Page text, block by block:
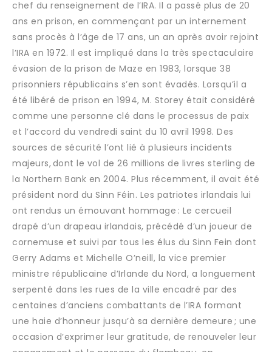
chef du renseignement de l’IRA. Il a passé plus de 20
ans en prison, en commençant par un internement
sans procès à l’âge de 17 ans, un an après avoir rejoint
l’IRA en 1972. Il est impliqué dans la très spectaculaire
évasion de la prison de Maze en 1983, lorsque 38
prisonniers républicains s’en sont évadés. Lorsqu’il a
été libéré de prison en 1994, M. Storey était considéré
comme une personne clé dans le processus de paix
et l’accord du vendredi saint du 10 avril 1998. Des
sources de sécurité l’ont lié à plusieurs incidents
majeurs, dont le vol de 26 millions de livres sterling de
la Northern Bank en 2004. Plus récemment, il avait été
président nord du Sinn Féin. Les patriotes irlandais lui
ont rendus un émouvant hommage : Le cercueil
drapé d’un drapeau irlandais, précédé d’un joueur de
cornemuse et suivi par tous les élus du Sinn Fein dont
Gerry Adams et Michelle O’neill, la vice premier
ministre républicaine d’Irlande du Nord, a longuement
serpenté dans les rues de la ville encadré par des
centaines d’anciens combattants de l’IRA formant
une haie d’honneur jusqu’à sa dernière demeure ; une
occasion d’exprimer leur gratitude, de renouveler leur